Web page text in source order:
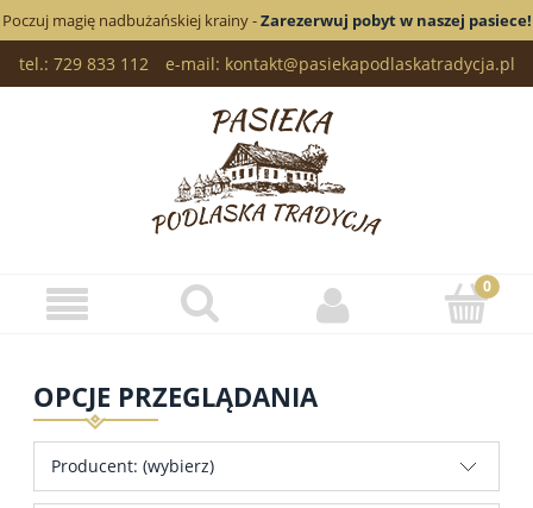
Poczuj magię nadbużańskiej krainy -Zarezerwuj pobyt w naszej pasiece!
tel.: 729 833 112 e-mail: kontakt@pasiekapodlaskatradycja.pl
OPCJE PRZEGLĄDANIA
Producent: (wybierz)